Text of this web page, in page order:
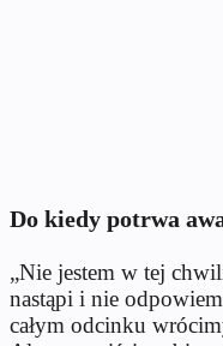
Do kiedy potrwa
„Nie jestem w tej
nastąpi i nie
całym odcinku